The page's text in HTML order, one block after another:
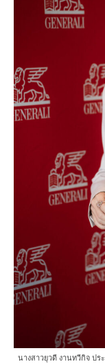
นางสาวยุวดี งานทวีกิจ ป